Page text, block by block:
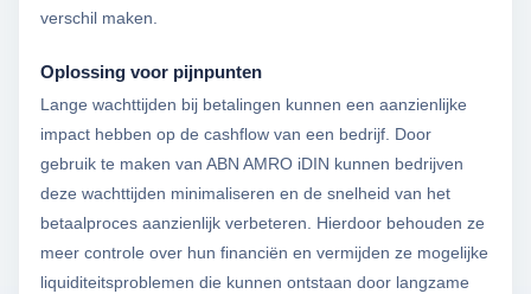
verschil maken.
Oplossing voor pijnpunten
Lange wachttijden bij betalingen kunnen een aanzienlijke
impact hebben op de cashflow van een bedrijf. Door
gebruik te maken van ABN AMRO iDIN kunnen bedrijven
deze wachttijden minimaliseren en de snelheid van het
betaalproces aanzienlijk verbeteren. Hierdoor behouden ze
meer controle over hun financiën en vermijden ze mogelijke
liquiditeitsproblemen die kunnen ontstaan door langzame